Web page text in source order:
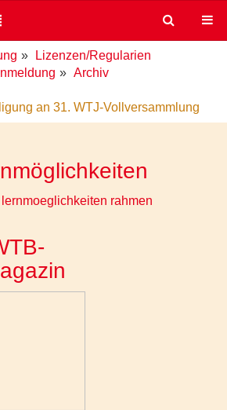
Lizenzen/Regularien
Archiv
an 31. WTJ-Vollversammlung